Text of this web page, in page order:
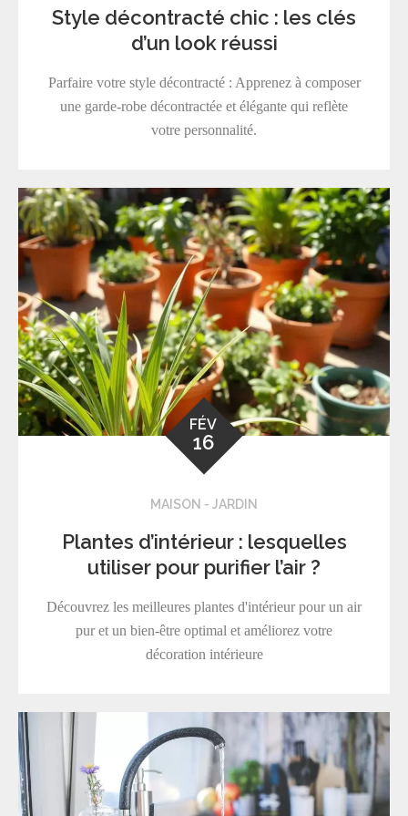
Style décontracté chic : les clés
d’un look réussi
Parfaire votre style décontracté : Apprenez à composer
une garde-robe décontractée et élégante qui reflète
votre personnalité.
FÉV
16
MAISON - JARDIN
Plantes d’intérieur : lesquelles
utiliser pour purifier l’air ?
Découvrez les meilleures plantes d'intérieur pour un air
pur et un bien-être optimal et améliorez votre
décoration intérieure